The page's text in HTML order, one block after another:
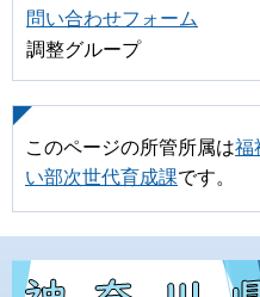
問い合わせフォーム
調整グループ
このページの所管所属は福
い部次世代育成課です。